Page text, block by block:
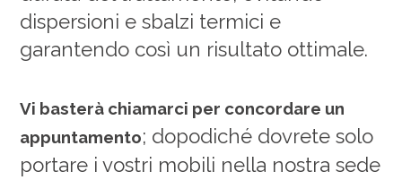
dispersioni e sbalzi termici e
garantendo così un risultato ottimale.
Vi basterà chiamarci per concordare un
appuntamento; dopodiché dovrete solo
portare i vostri mobili nella nostra sede